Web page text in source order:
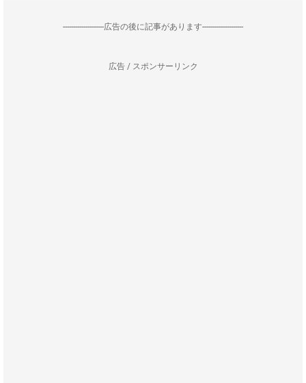
--------------------広告の後に記事があります--------------------
広告 / スポンサーリンク